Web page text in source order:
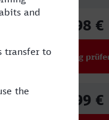
80,98 €
Verbindung
61,99 €